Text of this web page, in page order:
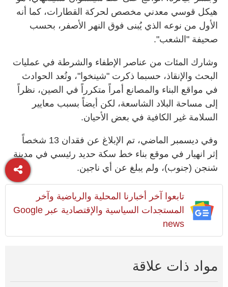
هيكل قوسي معدني مخصص لحركة القطارات، كما أنه
الأول من نوعه الذي يُبنى فوق النهر الأصفر، بحسب
صحيفة "الشعب".
وشارك المئات من عناصر الإطفاء والشرطة في عمليات
البحث والإنقاذ، حسبما ذكرت "شينخوا"، وتُعد الحوادث
في مواقع البناء والمصانع أمراً متكرراً في الصين، نظراً
إلى مساحة البلاد الشاسعة، لكن أيضاً بسبب معايير
السلامة غير الكافية في بعض الأحيان.
وفي ديسمبر الماضي، تم الإبلاغ عن فقدان 13 شخصاً
إثر انهيار في موقع بناء خط سكة حديد رئيسي في مدينة
شنجن (جنوب)، ولم يبلغ عن أي ناجين.
تابعوا آخر أخبارنا المحلية والرياضية وآخر
المستجدات السياسية والإقتصادية عبر Google
news
مواد ذات علاقة